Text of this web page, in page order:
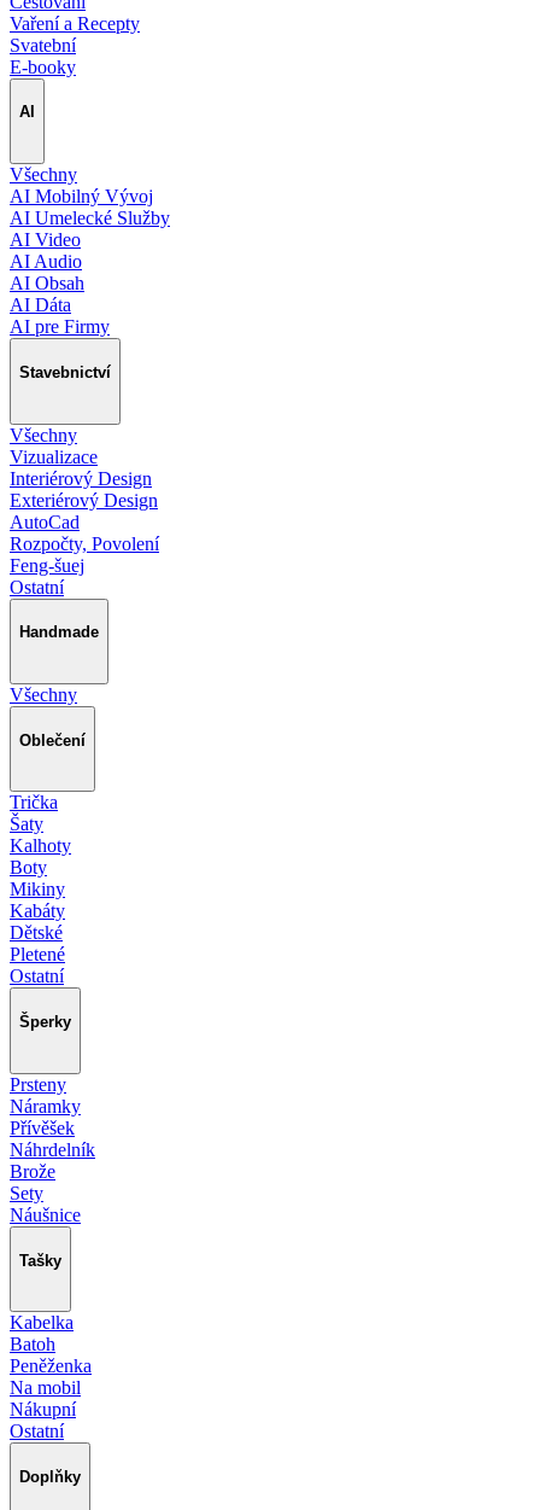
Vaření a Recepty
Svatební
E-booky
AI
Všechny
AI Mobilný Vývoj
AI Umelecké Služby
AI Video
AI Audio
AI Obsah
AI Dáta
AI pre Firmy
Stavebnictví
Všechny
Vizualizace
Interiérový Design
Exteriérový Design
AutoCad
Rozpočty, Povolení
Feng-šuej
Ostatní
Handmade
Všechny
Oblečení
Trička
Šaty
Kalhoty
Boty
Mikiny
Kabáty
Dětské
Pletené
Ostatní
Šperky
Prsteny
Náramky
Přívěšek
Náhrdelník
Brože
Sety
Náušnice
Tašky
Kabelka
Batoh
Peněženka
Na mobil
Nákupní
Ostatní
Doplňky